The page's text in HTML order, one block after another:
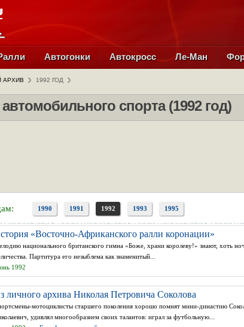
Автогонки Автокросс Ле-Ман
АРХИВ 1992 ГОД
спорта (1992 год)
1990 1991 1992 1993 1995
«Восточно-Африканского ралли коронации»
национального британского гимна «Боже, храни королеву!» знают, хоть
Партитура его незыблема как знаменитый...
1992
личного архива Николая Петровича Соколова
мотоциклисты старшего поколения хорошо помнят мини-династию
удивлял многообразием своих талантов: играл за футбольную...